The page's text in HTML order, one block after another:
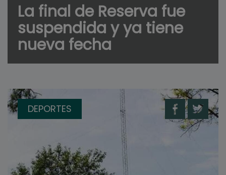
La final de Reserva fue
suspendida y ya tiene
nueva fecha
DEPORTES